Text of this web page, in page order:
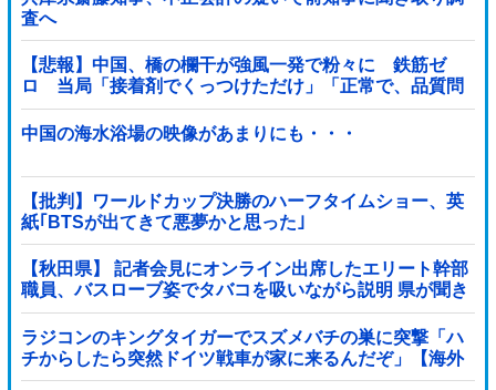
査へ
【悲報】中国、橋の欄干が強風一発で粉々に 鉄筋ゼ
ロ 当局「接着剤でくっつけただけ」「正常で、品質問
題はない」
中国の海水浴場の映像があまりにも・・・
【批判】ワールドカップ決勝のハーフタイムショー、英
紙｢BTSが出てきて悪夢かと思った｣
【秋田県】 記者会見にオンライン出席したエリート幹部
職員、バスローブ姿でタバコを吸いながら説明 県が聞き
取りへ
ラジコンのキングタイガーでスズメバチの巣に突撃「ハ
チからしたら突然ドイツ戦車が家に来るんだぞ」【海外
の反応】